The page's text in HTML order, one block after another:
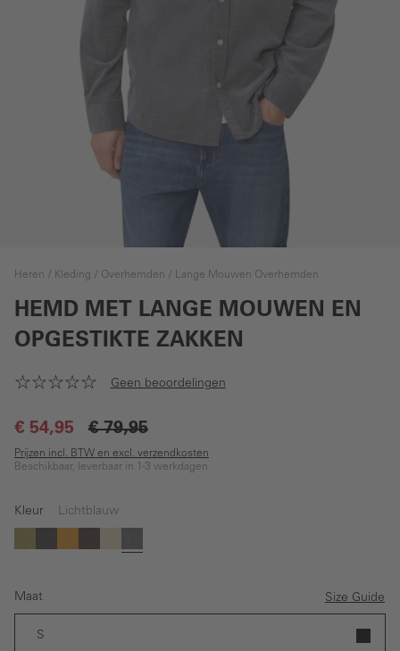
Heren Kleding Overhemden Lange Mouwen Overhemden
HEMD MET LANGE MOUWEN EN
OPGESTIKTE ZAKKEN
Geen beoordelingen
€ 54,95 € 79,95
Prijzen incl. BTW en excl. verzendkosten
Beschikbaar, leverbaar in 1-3 werkdagen
Kleur Lichtblauw
GroenZwartGeelBruinBeigeLichtblauw
Maat Size Guide
S